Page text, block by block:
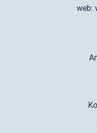
web: